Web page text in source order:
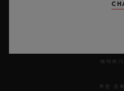
예약하기
주문 조회